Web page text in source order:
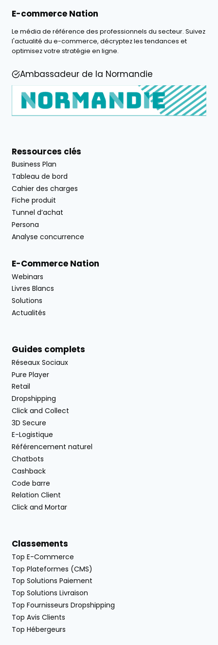
E-commerce Nation
Le média de référence des professionnels du secteur. Suivez
l'actualité du e-commerce, décryptez les tendances et
optimisez votre stratégie en ligne.
Ambassadeur de la Normandie
Ressources clés
Business Plan
Tableau de bord
Cahier des charges
Fiche produit
Tunnel d’achat
Persona
Analyse concurrence
E-Commerce Nation
Webinars
Livres Blancs
Solutions
Actualités
Guides complets
Réseaux Sociaux
Pure Player
Retail
Dropshipping
Click and Collect
3D Secure
E-Logistique
Référencement naturel
Chatbots
Cashback
Code barre
Relation Client
Click and Mortar
Classements
Top E-Commerce
Top Plateformes (CMS)
Top Solutions Paiement
Top Solutions Livraison
Top Fournisseurs Dropshipping
Top Avis Clients
Top Hébergeurs